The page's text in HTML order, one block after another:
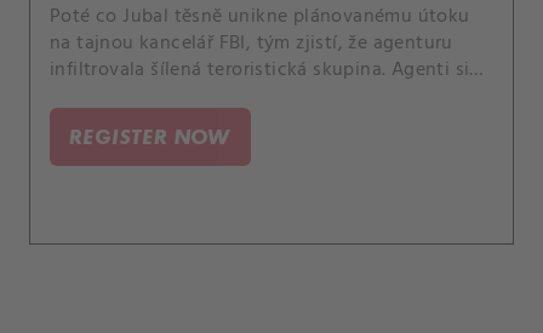
Poté co Jubal těsně unikne plánovanému útoku
na tajnou kancelář FBI, tým zjistí, že agenturu
infiltrovala šílená teroristická skupina. Agenti si
stínech, aby odhalili viníky ohrožující
nedotknutelnost terénní newyorské pobočky.
REGISTER NOW